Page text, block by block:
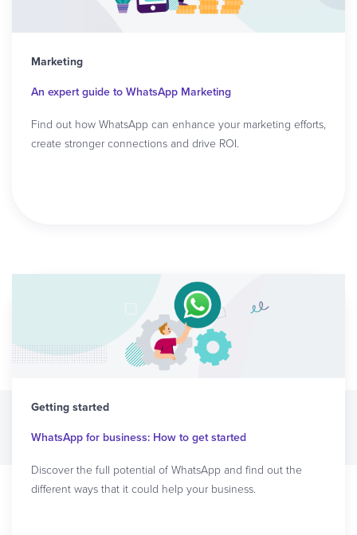
Marketing
An expert guide to WhatsApp Marketing
Find out how WhatsApp can enhance your marketing efforts,
create stronger connections and drive ROI.
Getting started
WhatsApp for business: How to get started
Discover the full potential of WhatsApp and find out the
different ways that it could help your business.